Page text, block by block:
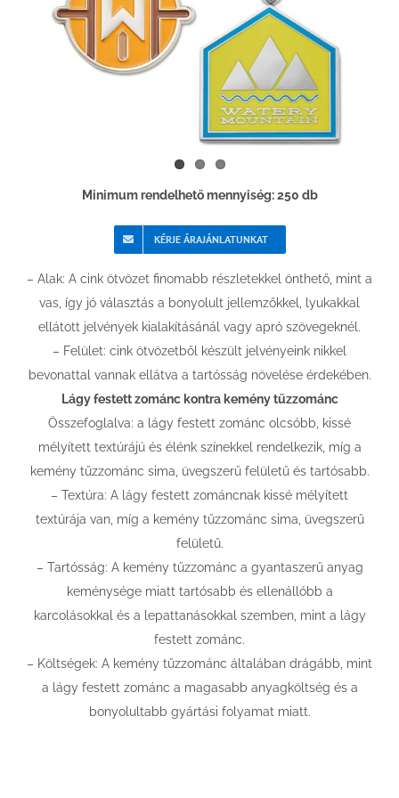
Minimum rendelhető mennyiség: 250 db
KÉRJE ÁRAJÁNLATUNKAT
– Alak: A cink ötvözet finomabb részletekkel önthető, mint a
vas, így jó választás a bonyolult jellemzőkkel, lyukakkal
ellátott jelvények kialakításánál vagy apró szövegeknél.
– Felület: cink ötvözetből készült jelvényeink nikkel
bevonattal vannak ellátva a tartósság növelése érdekében.
Lágy festett zománc kontra kemény tűzzománc
Összefoglalva: a lágy festett zománc olcsóbb, kissé
mélyített textúrájú és élénk színekkel rendelkezik, míg a
kemény tűzzománc sima, üvegszerű felületű és tartósabb.
– Textúra: A lágy festett zománcnak kissé mélyített
textúrája van, míg a kemény tűzzománc sima, üvegszerű
felületű.
– Tartósság: A kemény tűzzománc a gyantaszerű anyag
keménysége miatt tartósabb és ellenállóbb a
karcolásokkal és a lepattanásokkal szemben, mint a lágy
festett zománc.
– Költségek: A kemény tűzzománc általában drágább, mint
a lágy festett zománc a magasabb anyagköltség és a
bonyolultabb gyártási folyamat miatt.